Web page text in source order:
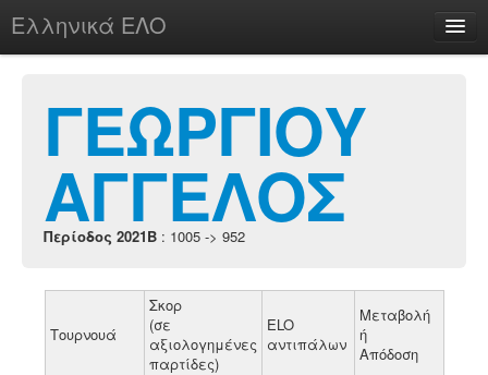
Ελληνικά ΕΛΟ
chesstu.be @ discord
Login
ΓΕΩΡΓΙΟΥ
ΑΓΓΕΛΟΣ
Περίοδος 2021B : 1005 -> 952
Τουρνουά
Σκορ
(σε
αξιολογημένες
παρτίδες)
ELO
αντιπάλων
Μεταβολή
ή
Απόδοση